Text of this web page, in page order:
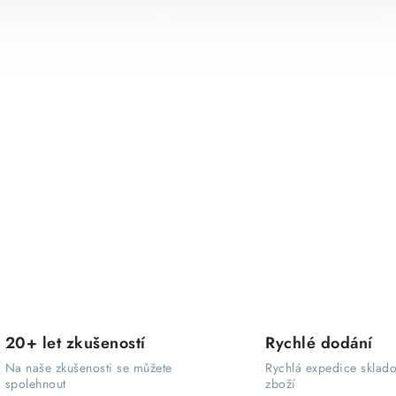
y
v
20+ let zkušeností
Na naše zkušenosti se můžete
spolehnout
Rychlé dodání
Rychlá expedice
zboží